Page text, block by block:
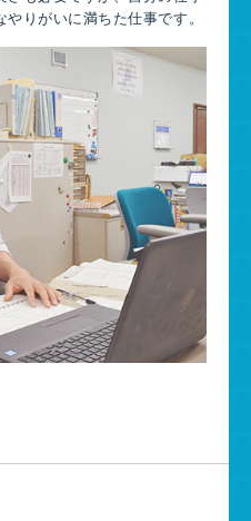
りがいに満ちた仕事です。